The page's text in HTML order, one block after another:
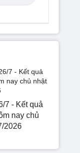
7 - Kết quả
nay chủ
2026